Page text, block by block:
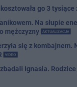
go 3 tysiące
Na słupie
mężczyzny
AKTUALIZACJA
się z kombajnem.
VIDEO
Ignasia.